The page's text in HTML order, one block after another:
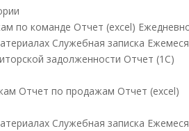
по команде Отчет (excel)
Служебная записка
задолженности Отчет (1С)
Отчет по продажам Отчет (excel)
Служебная записка